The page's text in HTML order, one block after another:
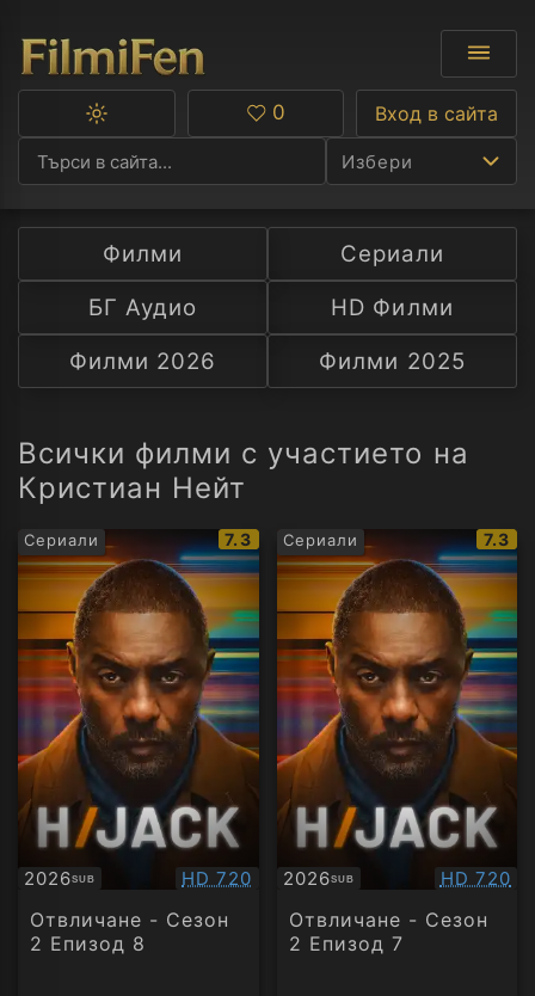
Избери
Ф
С
А
Превключване
тъмна
тема
Любими
0 Вход в сайта
Филми
Сериали
БГ Аудио
HD Филми
Филми 2026
Филми 2025
Всички филми с участието на
Кристиан Нейт
Сериали
IMDb
рейтинг:
7.3
2026SUB
Субтитри Качество:
HD 720
Отвличане - Сезон
2 Епизод 8
Сериали
IMDb
7.3
2026SUB
Субтитри HD 720
Отвличане - Сезон
2 Епизод 7